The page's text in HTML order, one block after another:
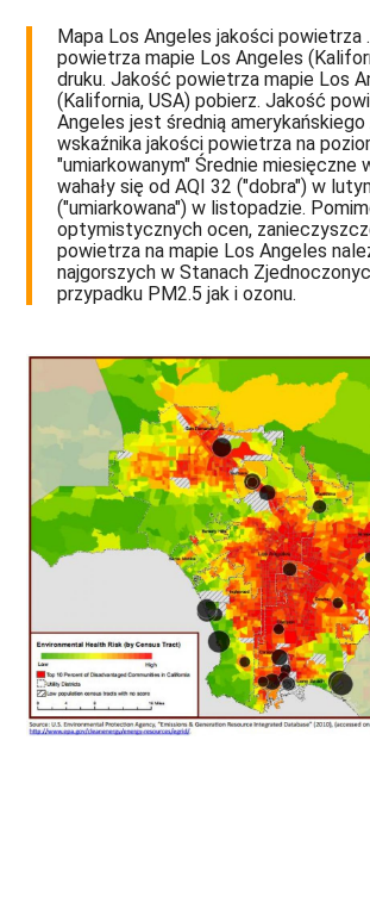
Mapa Los Angeles jakości powietrza
powietrza mapie Los Angeles
druku. Jakość powietrza mapie Los
(Kalifornia, USA) pobierz. Jakość
Angeles jest średnią amerykańskiego
wskaźnika jakości powietrza na
"umiarkowanym" Średnie miesięczne
wahały się od AQI 32 ("dobra") w
("umiarkowana") w listopadzie.
optymistycznych ocen,
powietrza na mapie Los Angeles
najgorszych w Stanach
przypadku PM2.5 jak i ozonu.